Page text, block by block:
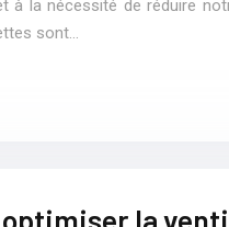
à la nécessité de réduire
sont…
optimiser la